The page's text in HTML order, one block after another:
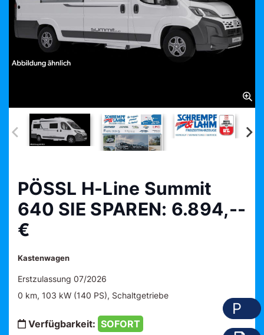
PÖSSL H-Line Summit
640 SIE SPAREN: 6.894,--
€
Kastenwagen
Erstzulassung 07/2026
0 km, 103 kW (140 PS), Schaltgetriebe
Verfügbarkeit: SOFORT
P